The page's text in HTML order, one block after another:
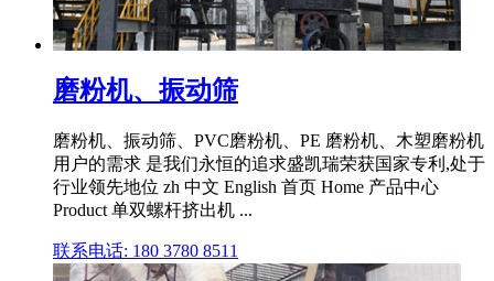
磨粉机、振动筛
磨粉机、振动筛、PVC磨粉机、PE 磨粉机、木塑磨粉机
用户的需求 是我们永恒的追求盛凯瑞荣获国家专利,处于
行业领先地位 zh 中文 English 首页 Home 产品中心
Product 单双螺杆挤出机 ...
联系电话: 180 3780 8511